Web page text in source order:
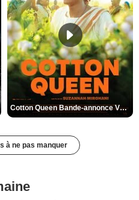
Cotton Queen Bande-annonce VO STFR
à ne pas manquer